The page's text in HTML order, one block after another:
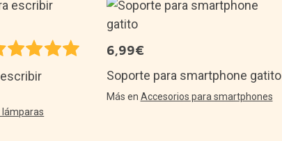
escribir
lámparas
6,99€
Soporte para smartphone gatito
Más en Accesorios para smartphones